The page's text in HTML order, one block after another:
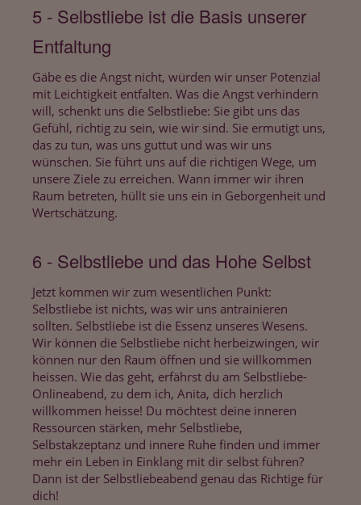
5 - Selbstliebe ist die Basis unserer
Entfaltung
Gäbe es die Angst nicht, würden wir unser Potenzial
mit Leichtigkeit entfalten. Was die Angst verhindern
will, schenkt uns die Selbstliebe: Sie gibt uns das
Gefühl, richtig zu sein, wie wir sind. Sie ermutigt uns,
das zu tun, was uns guttut und was wir uns
wünschen. Sie führt uns auf die richtigen Wege, um
unsere Ziele zu erreichen. Wann immer wir ihren
Raum betreten, hüllt sie uns ein in Geborgenheit und
Wertschätzung.
6 - Selbstliebe und das Hohe Selbst
Jetzt kommen wir zum wesentlichen Punkt:
Selbstliebe ist nichts, was wir uns antrainieren
sollten. Selbstliebe ist die Essenz unseres Wesens.
Wir können die Selbstliebe nicht herbeizwingen, wir
können nur den Raum öffnen und sie willkommen
heissen. Wie das geht, erfährst du am Selbstliebe-
Onlineabend, zu dem ich, Anita, dich herzlich
willkommen heisse! Du möchtest deine inneren
Ressourcen stärken, mehr Selbstliebe,
Selbstakzeptanz und innere Ruhe finden und immer
mehr ein Leben in Einklang mit dir selbst führen?
Dann ist der Selbstliebeabend genau das Richtige für
dich!